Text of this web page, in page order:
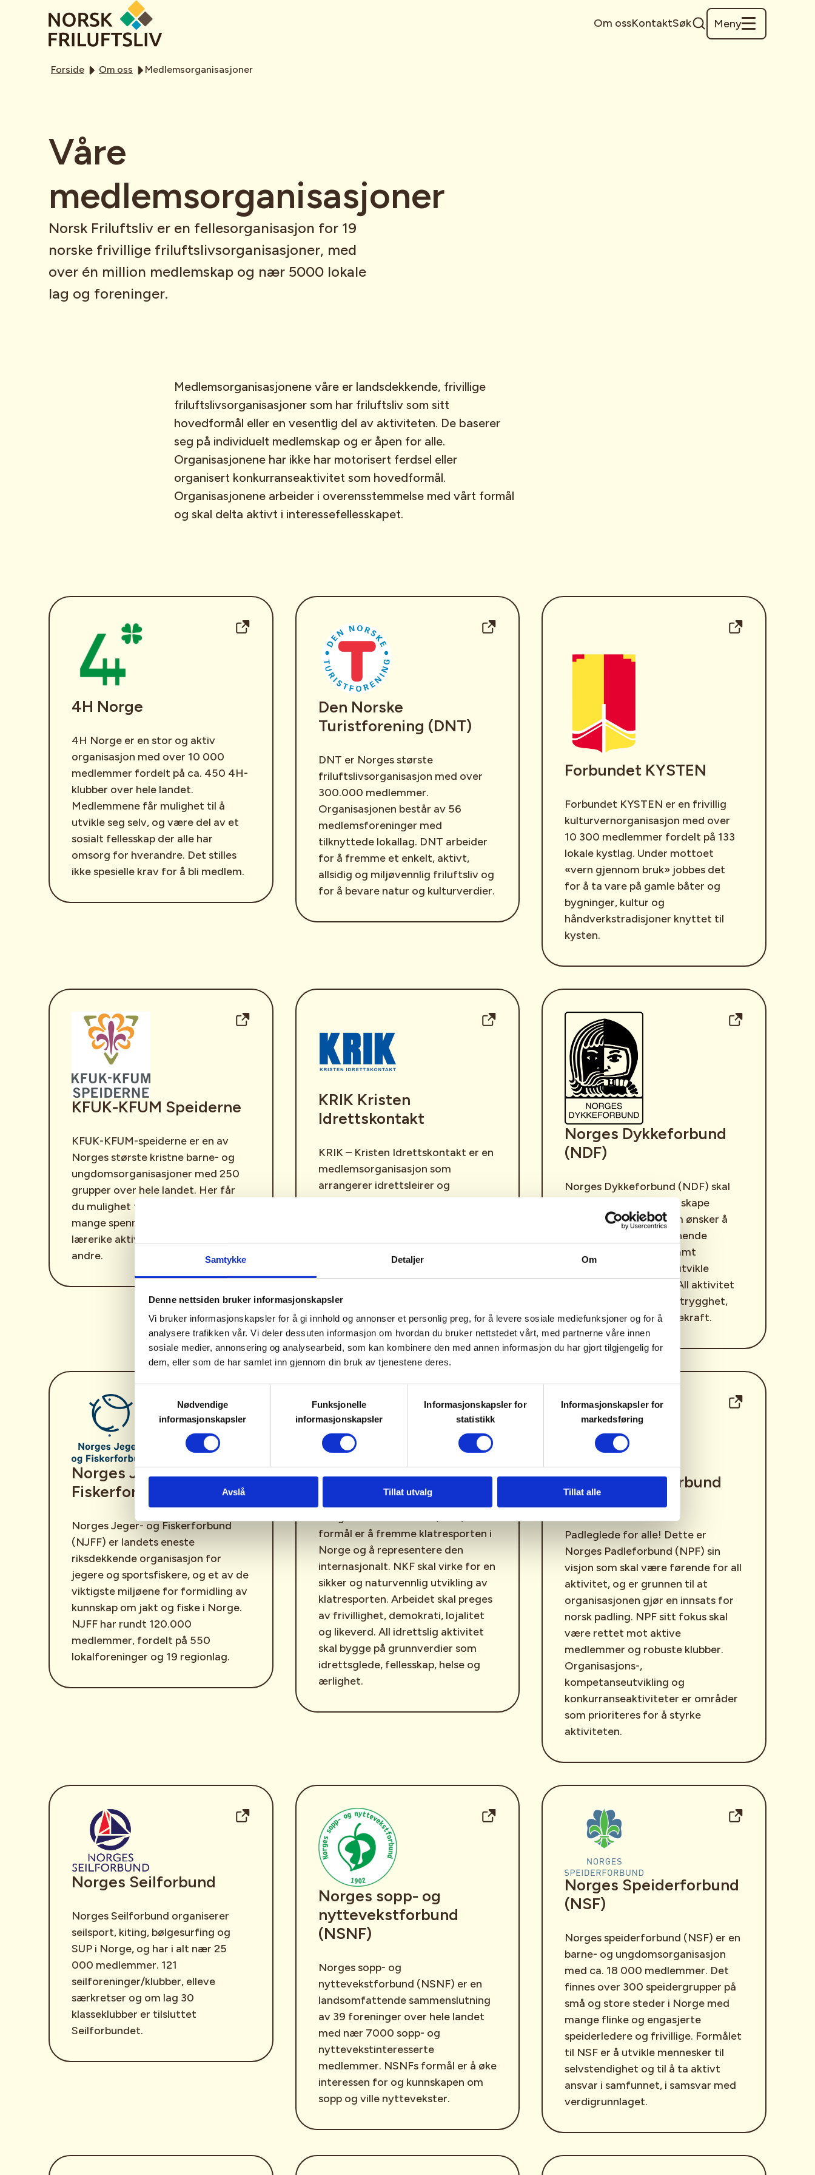
Samtykke Detaljer Om
Denne nettsiden bruker informasjonskapsler
Vi bruker informasjonskapsler for å gi innhold og annonser et personlig preg, for å levere sosiale mediefunksjoner og for å
analysere trafikken vår. Vi deler dessuten informasjon om hvordan du bruker nettstedet vårt, med partnerne våre innen
sosiale medier, annonsering og analysearbeid, som kan kombinere den med annen informasjon du har gjort tilgjengelig for
dem, eller som de har samlet inn gjennom din bruk av tjenestene deres.
Nødvendige
informasjonskapsler
Funksjonelle
informasjonskapsler
Informasjonskapsler for
statistikk
Informasjonskapsler for
markedsføring
Avslå Tillat utvalg Tillat alle
Om ossKontaktSøk Meny
Forside Om oss Medlemsorganisasjoner
Våre
medlemsorganisasjoner
Norsk Friluftsliv er en fellesorganisasjon for 19
norske frivillige friluftslivsorganisasjoner, med
over én million medlemskap og nær 5000 lokale
lag og foreninger.
Medlemsorganisasjonene våre er landsdekkende, frivillige
friluftslivsorganisasjoner som har friluftsliv som sitt
hovedformål eller en vesentlig del av aktiviteten. De baserer
seg på individuelt medlemskap og er åpen for alle.
Organisasjonene har ikke har motorisert ferdsel eller
organisert konkurranseaktivitet som hovedformål.
Organisasjonene arbeider i overensstemmelse med vårt formål
og skal delta aktivt i interessefellesskapet.
4H Norge
4H Norge er en stor og aktiv
organisasjon med over 10 000
medlemmer fordelt på ca. 450 4H-
klubber over hele landet.
Medlemmene får mulighet til å
utvikle seg selv, og være del av et
sosialt fellesskap der alle har
omsorg for hverandre. Det stilles
ikke spesielle krav for å bli medlem.
Den Norske
Turistforening (DNT)
DNT er Norges største
friluftslivsorganisasjon med over
300.000 medlemmer.
Organisasjonen består av 56
medlemsforeninger med
tilknyttede lokallag. DNT arbeider
for å fremme et enkelt, aktivt,
allsidig og miljøvennlig friluftsliv og
for å bevare natur og kulturverdier.
Forbundet KYSTEN
Forbundet KYSTEN er en frivillig
kulturvernorganisasjon med over
10 300 medlemmer fordelt på 133
lokale kystlag. Under mottoet
«vern gjennom bruk» jobbes det
for å ta vare på gamle båter og
bygninger, kultur og
håndverkstradisjoner knyttet til
kysten.
KFUK-KFUM Speiderne
KFUK-KFUM-speiderne er en av
Norges største kristne barne- og
ungdomsorganisasjoner med 250
grupper over hele landet. Her får
du mulighet til å være med på
mange spennende, morsomme og
lærerike aktiviteter sammen med
andre.
KRIK Kristen
Idrettskontakt
KRIK – Kristen Idrettskontakt er en
medlemsorganisasjon som
arrangerer idrettsleirer og
arrangementer, og har over 300
Norges Dykkeforbund
(NDF)
Norges Dykkeforbund (NDF) skal
sammen med klubbene skape
dykkeglede for alle som ønsker å
oppleve trygg og spennende
undervannsaktivitet, samt
rekruttere, ivareta og utvikle
dykkere på alle nivåer. All aktivitet
bygges på verdier som trygghet,
samhold, glede og bærekraft.
Norges Jeger- og
Fiskerforbund (NJFF)
Norges Jeger- og Fiskerforbund
(NJFF) er landets eneste
riksdekkende organisasjon for
jegere og sportsfiskere, og et av de
viktigste miljøene for formidling av
kunnskap om jakt og fiske i Norge.
NJFF har rundt 120.000
medlemmer, fordelt på 550
lokalforeninger og 19 regionlag.
Norges Klatreforbund
(NKF)
formål er å fremme klatresporten i
Norge og å representere den
internasjonalt. NKF skal virke for en
sikker og naturvennlig utvikling av
klatresporten. Arbeidet skal preges
av frivillighet, demokrati, lojalitet
og likeverd. All idrettslig aktivitet
skal bygge på grunnverdier som
idrettsglede, fellesskap, helse og
ærlighet.
Norges Padleforbund
(NPF)
Padleglede for alle! Dette er
Norges Padleforbund (NPF) sin
visjon som skal være førende for all
aktivitet, og er grunnen til at
organisasjonen gjør en innsats for
norsk padling. NPF sitt fokus skal
være rettet mot aktive
medlemmer og robuste klubber.
Organisasjons-,
kompetanseutvikling og
konkurranseaktiviteter er områder
som prioriteres for å styrke
aktiviteten.
Norges Seilforbund
Norges Seilforbund organiserer
seilsport, kiting, bølgesurfing og
SUP i Norge, og har i alt nær 25
000 medlemmer. 121
seilforeninger/klubber, elleve
særkretser og om lag 30
klasseklubber er tilsluttet
Seilforbundet.
Norges sopp- og
nyttevekstforbund
(NSNF)
Norges sopp- og
nyttevekstforbund (NSNF) er en
landsomfattende sammenslutning
av 39 foreninger over hele landet
med nær 7000 sopp- og
nyttevekstinteresserte
medlemmer. NSNFs formål er å øke
interessen for og kunnskapen om
sopp og ville nyttevekster.
Norges Speiderforbund
(NSF)
Norges speiderforbund (NSF) er en
barne- og ungdomsorganisasjon
med ca. 18 000 medlemmer. Det
finnes over 300 speidergrupper på
små og store steder i Norge med
mange flinke og engasjerte
speiderledere og frivillige. Formålet
til NSF er å utvikle mennesker til
selvstendighet og til å ta aktivt
ansvar i samfunnet, i samsvar med
verdigrunnlaget.